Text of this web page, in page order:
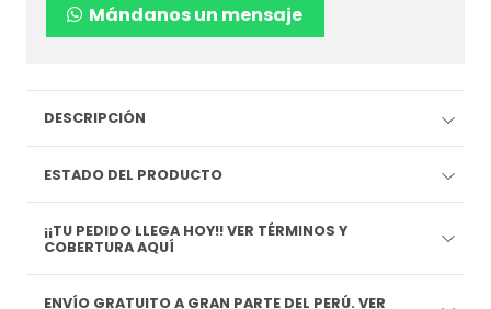
Mándanos un mensaje
DESCRIPCIÓN
ESTADO DEL PRODUCTO
¡¡TU PEDIDO LLEGA HOY!! VER TÉRMINOS Y
COBERTURA AQUÍ
ENVÍO GRATUITO A GRAN PARTE DEL PERÚ. VER